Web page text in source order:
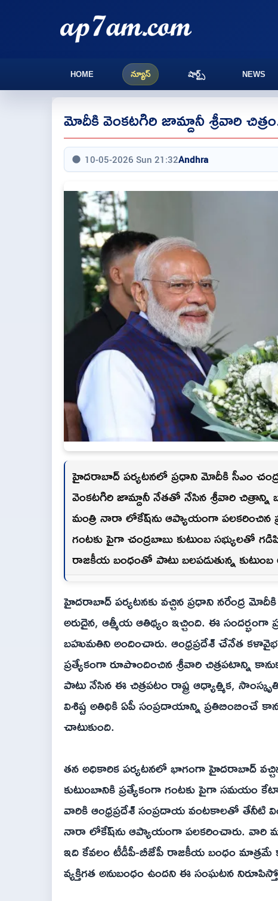
HOME న్యూస్ షార్ట్స్ NEWS
మోదీకి వెంకటగిరి జామ్దానీ శ్రీవారి
10-05-2026 Sun 21:32Andhra
హైదరాబాద్ పర్యటనలో ప్రధాని మోదీకి సీఎం
వెంకటగిరి జామ్దానీ నేతతో నేసిన శ్రీవారి చిత్రాన్ని
మంత్రి నారా లోకేష్‌ను ఆప్యాయంగా పలకరించిన
గంటకు పైగా చంద్రబాబు కుటుంబ సభ్యులతో
రాజకీయ బంధంతో పాటు బలపడుతున్న కుటుంబ
హైదరాబాద్ పర్యటనకు వచ్చిన ప్రధాని నరేంద్ర
అరుదైన, ఆత్మీయ ఆతిథ్యం ఇచ్చింది. ఈ
బహుమతిని అందించారు. ఆంధ్రప్రదేశ్ చేనేత
ప్రత్యేకంగా రూపొందించిన శ్రీవారి చిత్రపటాన్ని
పాటు నేసిన ఈ చిత్రపటం రాష్ట్ర ఆధ్యాత్మిక,
విశిష్ట అతిథికి ఏపీ సంప్రదాయాన్ని ప్రతిబింబించే
చాటుకుంది.
తన అధికారిక పర్యటనలో భాగంగా హైదరాబాద్
కుటుంబానికి ప్రత్యేకంగా గంటకు పైగా సమయం
వారికి ఆంధ్రప్రదేశ్ సంప్రదాయ వంటకాలతో తేనీటి
నారా లోకేష్‌ను ఆప్యాయంగా పలకరించారు. వారి
ఇది కేవలం టీడీపీ-బీజేపీ రాజకీయ బంధం
వ్యక్తిగత అనుబంధం ఉందని ఈ సంఘటన